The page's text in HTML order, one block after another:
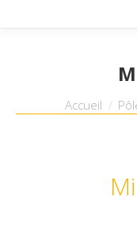
Vous êtes ici :
Accueil